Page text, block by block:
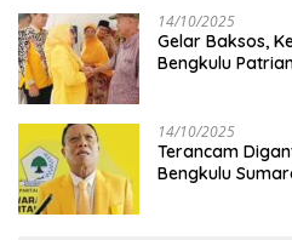
14/10/2025
‎Gelar Baksos,
Bengkulu
14/10/2025
Terancam
Bengkulu